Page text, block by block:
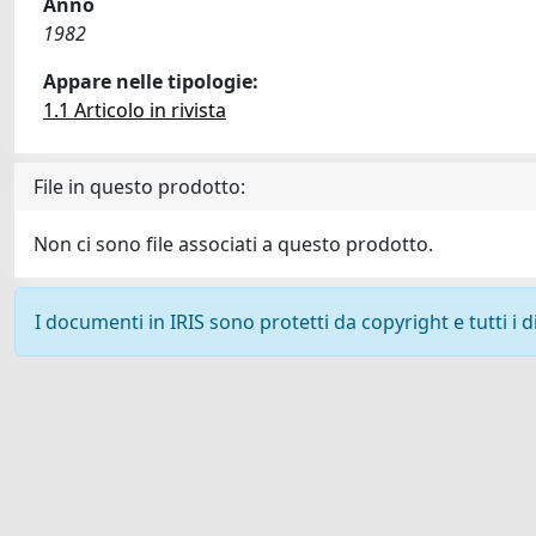
1982
Appare nelle tipologie:
1.1 Articolo in rivista
File in questo prodotto:
Non ci sono file associati a questo prodotto.
I documenti in IRIS sono protetti da copyright e tutti i